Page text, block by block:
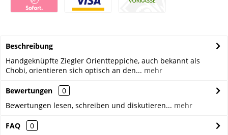
Beschreibung
Handgeknüpfte Ziegler Orientteppiche, auch bekannt als
Chobi, orientieren sich optisch an den... mehr
Bewertungen
0
Bewertungen lesen, schreiben und diskutieren... mehr
FAQ
0